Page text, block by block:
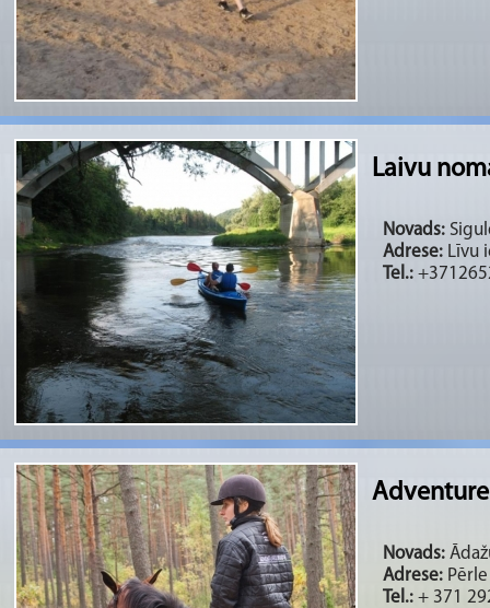
Laivu
Novads:
Adrese: Līvu
Tel.:
Novads:
Adrese:
Tel.: + 371